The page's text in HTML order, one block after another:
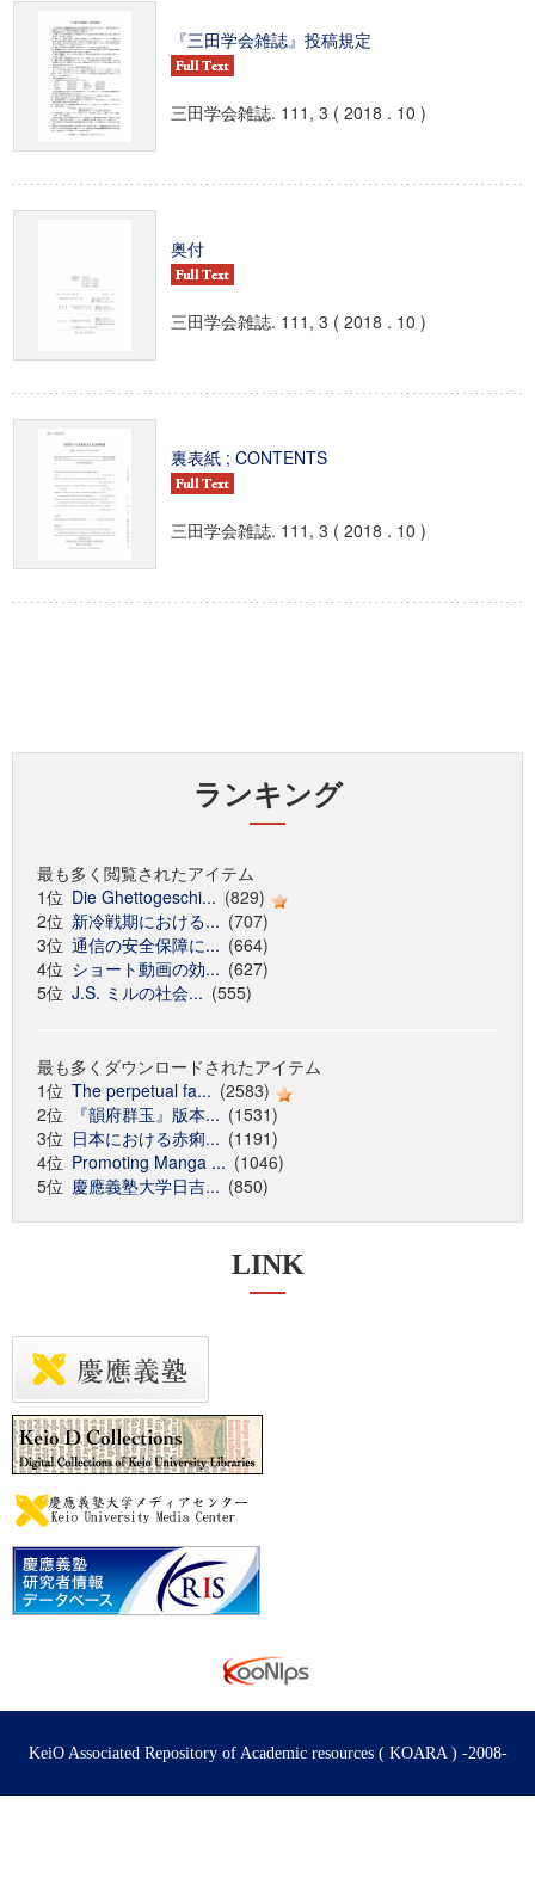
『三田学会雑誌』投稿規定
三田学会雑誌. 111, 3 ( 2018 . 10 )
奥付
三田学会雑誌. 111, 3 ( 2018 . 10 )
裏表紙 ; CONTENTS
三田学会雑誌. 111, 3 ( 2018 . 10 )
ランキング
最も多く閲覧されたアイテム
1位 Die Ghettogeschi... (829)
2位 新冷戦期における... (707)
3位 通信の安全保障に... (664)
4位 ショート動画の効... (627)
5位 J.S. ミルの社会... (555)
最も多くダウンロードされたアイテム
1位 The perpetual fa... (2583)
2位
『韻府群玉』版本... (1531)
3位 日本における赤痢... (1191)
4位 Promoting Manga ... (1046)
5位 慶應義塾大学日吉... (850)
LINK
KeiO Associated Repository of Academic resources ( KOARA ) -2008-